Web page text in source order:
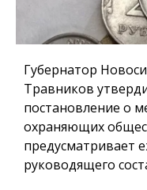
Губернатор
Травников
постановление о
охраняющих
предусматривает
руководящего